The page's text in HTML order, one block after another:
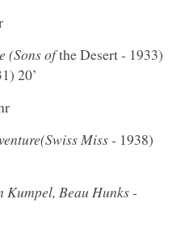
(Sons ofthe Desert - 1933)
20’
(Swiss Miss- 1938)
Kumpel, Beau Hunks-